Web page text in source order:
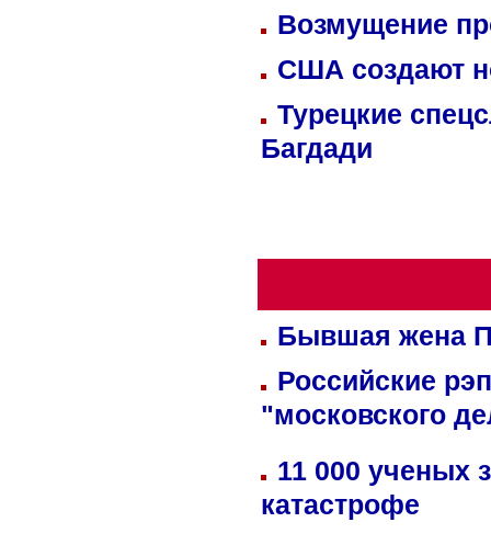
Возмущение
США создают
Турецкие
Багдади
Бывшая жена
Российские
"московского
11 000 ученых
катастрофе